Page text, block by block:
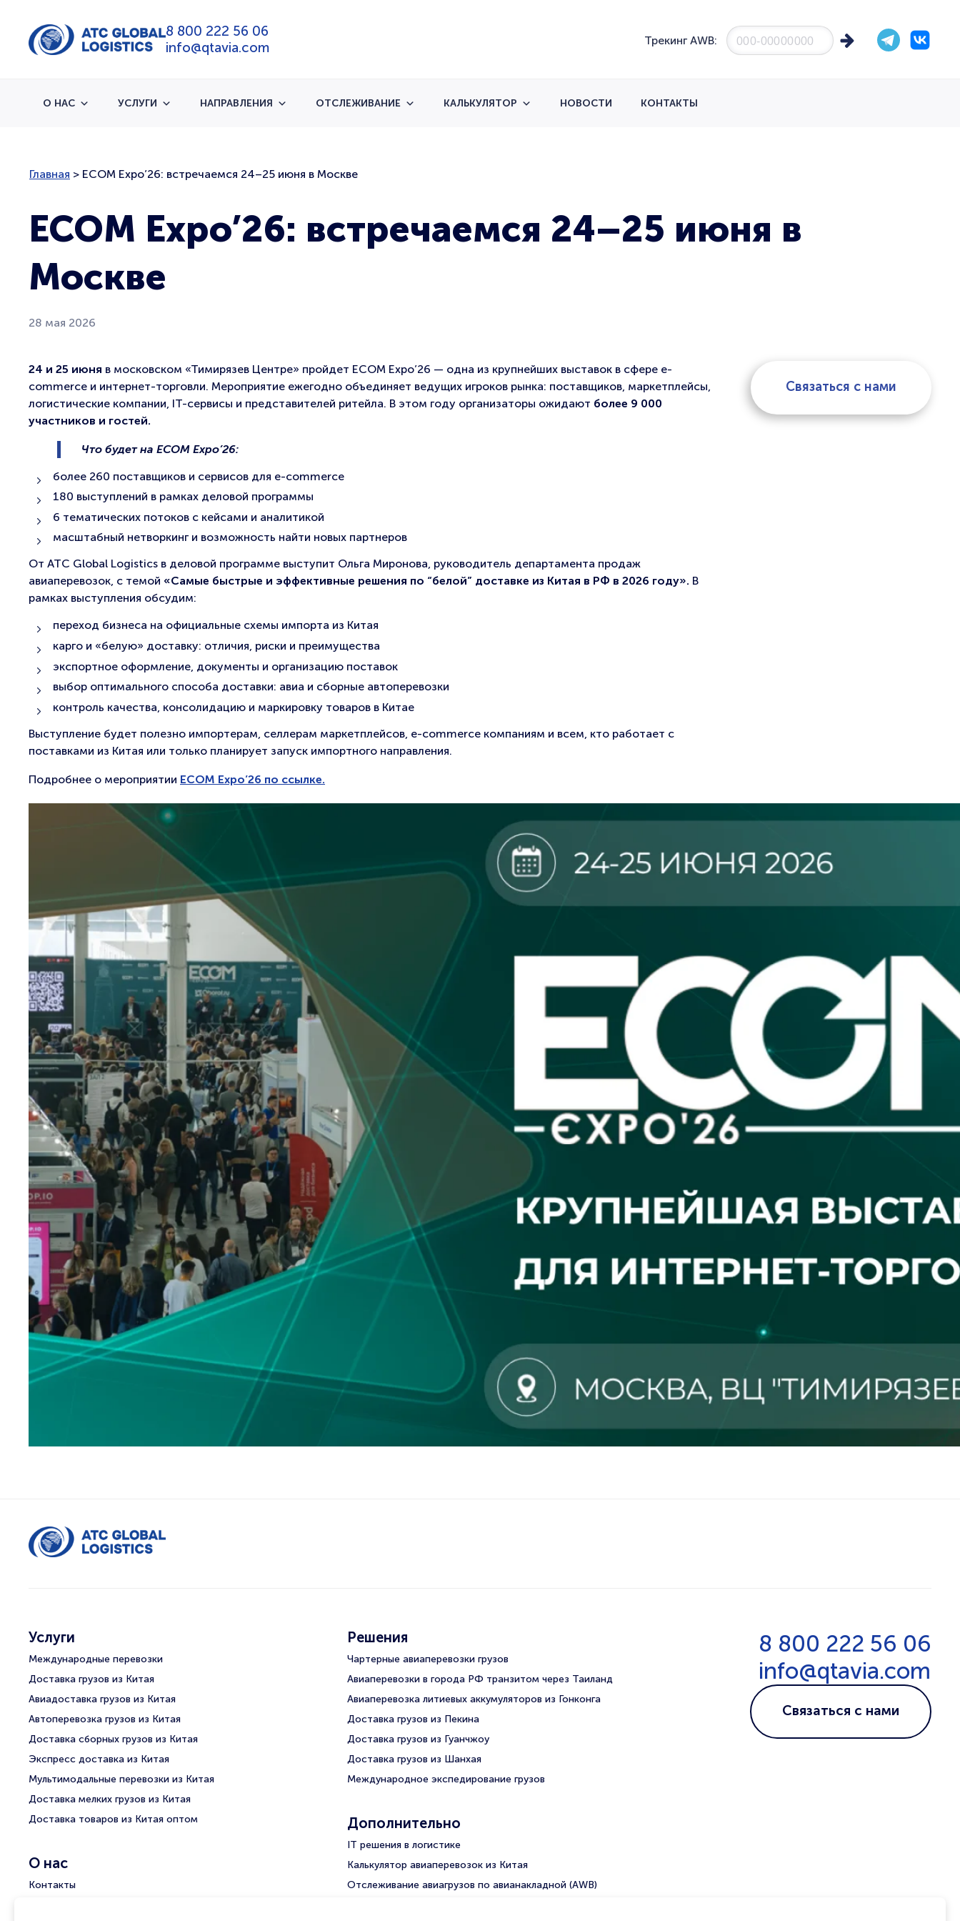
8 800 222 56 06
info@qtavia.com
Трекинг AWB:
О НАС УСЛУГИ НАПРАВЛЕНИЯ ОТСЛЕЖИВАНИЕ КАЛЬКУЛЯТОР НОВОСТИ КОНТАКТЫ
Главная > ECOM Expo’26: встречаемся 24–25 июня в Москве
ECOM Expo’26: встречаемся 24–25 июня в
Москве
28 мая 2026
24 и 25 июня в московском «Тимирязев Центре» пройдет ECOM Expo’26 — одна из крупнейших выставок в сфере e-
commerce и интернет-торговли. Мероприятие ежегодно объединяет ведущих игроков рынка: поставщиков, маркетплейсы,
логистические компании, IT-сервисы и представителей ритейла. В этом году организаторы ожидают более 9 000
участников и гостей.
Что будет на ECOM Expo’26:
более 260 поставщиков и сервисов для e-commerce
180 выступлений в рамках деловой программы
6 тематических потоков с кейсами и аналитикой
масштабный нетворкинг и возможность найти новых партнеров
От ATC Global Logistics в деловой программе выступит Ольга Миронова, руководитель департамента продаж
авиаперевозок, с темой «Самые быстрые и эффективные решения по “белой” доставке из Китая в РФ в 2026 году». В
рамках выступления обсудим:
переход бизнеса на официальные схемы импорта из Китая
карго и «белую» доставку: отличия, риски и преимущества
экспортное оформление, документы и организацию поставок
выбор оптимального способа доставки: авиа и сборные автоперевозки
контроль качества, консолидацию и маркировку товаров в Китае
Выступление будет полезно импортерам, селлерам маркетплейсов, e-commerce компаниям и всем, кто работает с
поставками из Китая или только планирует запуск импортного направления.
Подробнее о мероприятии ECOM Expo’26 по ссылке.
Связаться с нами
Услуги
Международные перевозки
Доставка грузов из Китая
Авиадоставка грузов из Китая
Автоперевозка грузов из Китая
Доставка сборных грузов из Китая
Экспресс доставка из Китая
Мультимодальные перевозки из Китая
Доставка мелких грузов из Китая
Доставка товаров из Китая оптом
О нас
Контакты
Решения
Чартерные авиаперевозки грузов
Авиаперевозки в города РФ транзитом через Таиланд
Авиаперевозка литиевых аккумуляторов из Гонконга
Доставка грузов из Пекина
Доставка грузов из Гуанчжоу
Доставка грузов из Шанхая
Международное экспедирование грузов
Дополнительно
IT решения в логистике
Калькулятор авиаперевозок из Китая
Отслеживание авиагрузов по авианакладной (AWB)
8 800 222 56 06
info@qtavia.com
Связаться с нами